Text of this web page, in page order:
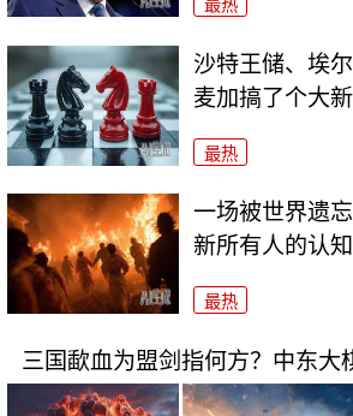
最热
沙特王储、埃
麦加搞了个大
最热
一场被世界遗
新所有人的认知
最热
三国歃血为盟剑指何方？中东大